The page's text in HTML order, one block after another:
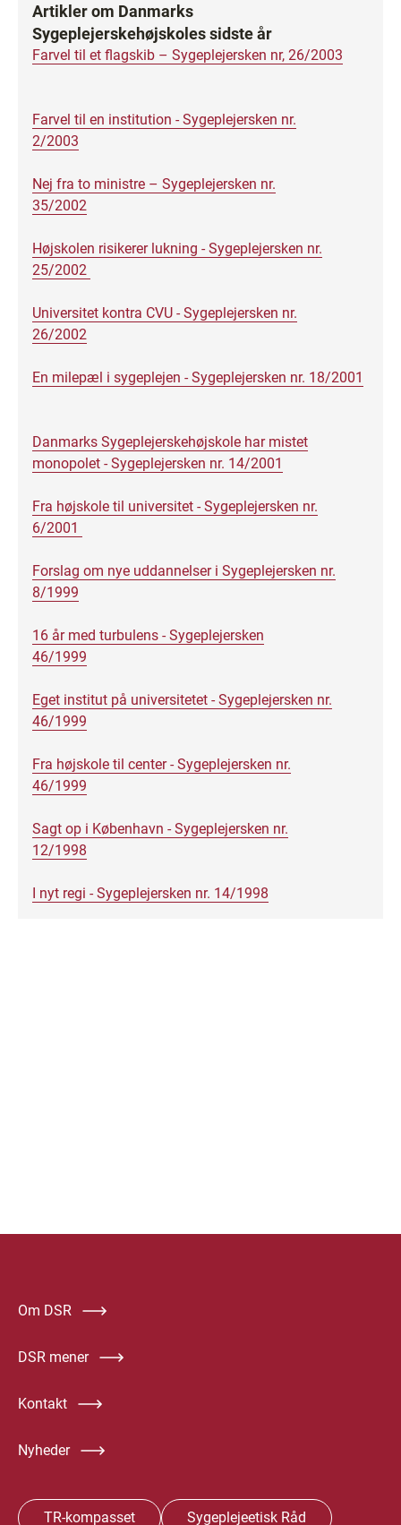
Artikler om Danmarks
Sygeplejerskehøjskoles sidste år
Farvel til et flagskib – Sygeplejersken nr, 26/2003
Farvel til en institution - Sygeplejersken nr.
2/2003
Nej fra to ministre – Sygeplejersken nr.
35/2002
Højskolen risikerer lukning - Sygeplejersken nr.
25/2002
Universitet kontra CVU - Sygeplejersken nr.
26/2002
En milepæl i sygeplejen - Sygeplejersken nr. 18/2001
Danmarks Sygeplejerskehøjskole har mistet
monopolet - Sygeplejersken nr. 14/2001
Fra højskole til universitet - Sygeplejersken nr.
6/2001
Forslag om nye uddannelser i Sygeplejersken nr.
8/1999
16 år med turbulens - Sygeplejersken
46/1999
Eget institut på universitetet - Sygeplejersken nr.
46/1999
Fra højskole til center - Sygeplejersken nr.
46/1999
Sagt op i København - Sygeplejersken nr.
12/1998
I nyt regi - Sygeplejersken nr. 14/1998
Om DSR
DSR mener
Kontakt
Nyheder
TR-kompasset Sygeplejeetisk Råd